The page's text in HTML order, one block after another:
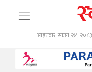
आइतबार, साउन २४, २०८३